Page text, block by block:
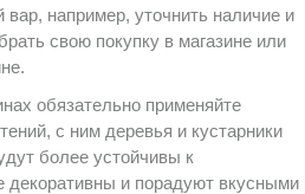
например, уточнить наличие и
свою покупку в магазине или
обязательно применяйте
с ним деревья и кустарники
более устойчивы к
декоративны и порадуют вкусными